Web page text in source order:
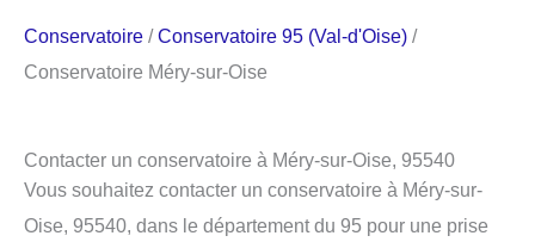
Conservatoire /Conservatoire 95 (Val-d'Oise) /
Conservatoire Méry-sur-Oise
Contacter un conservatoire à Méry-sur-Oise, 95540
Vous souhaitez contacter un conservatoire à Méry-sur-
Oise, 95540, dans le département du 95 pour une prise